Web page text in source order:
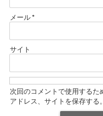
メール*
サイト
次回のコメントで使用する
アドレス、サイトを保存する。